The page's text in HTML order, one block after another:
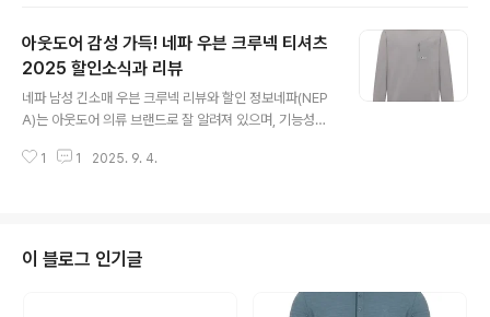
소비자들의 주목을 받고 있으며, 일상복은 물론 아웃도어
활동까지 두루 활용할 수 있는 점이 큰 장점입니다.아이더
남성 2 레이어 방풍 재킷 기본 정보아이더는 오랜 기간 아
웃도어 시장에서 인정받아 온 브랜드입니다. 기능성과 내
구성을 동시에 고려한 제품을 꾸준히 출시해 왔으며, 이번
에 소개하는 방풍 재킷 역시 아이더의 철학이 잘 반영된 제
아웃도어 감성 가득! 네파 우븐 크루넥 티셔츠
2025 할인소식과 리뷰
네파 남성 긴소매 우븐 크루넥 리뷰와 할인 정보네파(NEP
A)는 아웃도어 의류 브랜드로 잘 알려져 있으며, 기능성과
번 글에서는 네파의 남성 긴소매 우븐 크루넥 티셔츠에 대
습니다.네파 남성 긴소매 우븐 크루넥, 어떤 제품인가?네파
의 남성 긴소매 우븐 크루넥은 이름에서 알 수 있듯이 우븐
(Woven) 소재와 크루넥 디자인이 특징입니다. 보통 우븐
1 1 2025. 9. 4.
이 블로그 인기글